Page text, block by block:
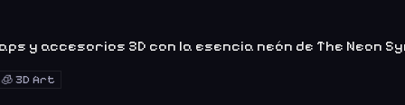
y accesorios 3D con la esencia neón de The Neon
🧊3D Art